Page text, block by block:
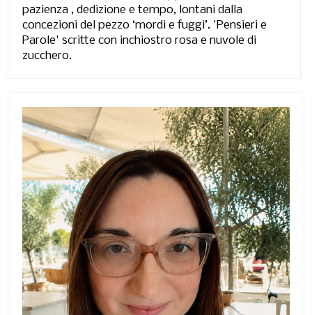
pazienza , dedizione e tempo, lontani dalla
concezioni del pezzo ‘mordi e fuggi’. 'Pensieri e
Parole' scritte con inchiostro rosa e nuvole di
zucchero.